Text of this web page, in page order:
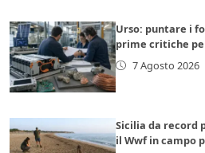
Urso: puntare i
prime critiche
7 Agosto 2026
Sicilia da record
il Wwf in campo